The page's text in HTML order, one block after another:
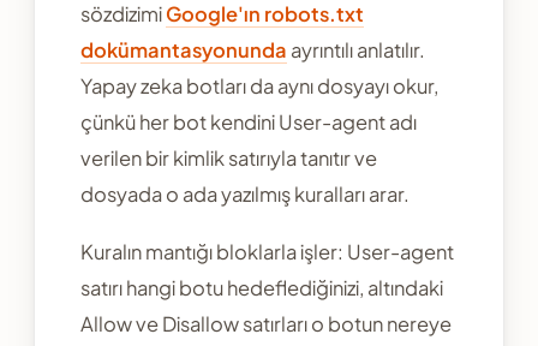
sözdizimiGoogle'ın robots.txt
dokümantasyonunda ayrıntılı anlatılır.
Yapay zeka botları da aynı dosyayı okur,
çünkü her bot kendini User-agent adı
verilen bir kimlik satırıyla tanıtır ve
dosyada o ada yazılmış kuralları arar.
Kuralın mantığı bloklarla işler: User-agent
satırı hangi botu hedeflediğinizi, altındaki
Allow ve Disallow satırları o botun nereye